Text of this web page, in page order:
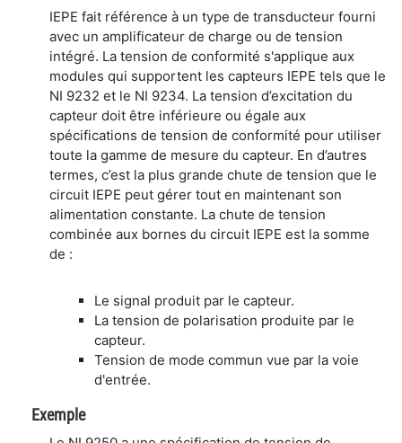
IEPE fait référence à un type de transducteur fourni
avec un amplificateur de charge ou de tension
intégré. La tension de conformité s'applique aux
modules qui supportent les capteurs IEPE tels que le
NI 9232 et le NI 9234. La tension d’excitation du
capteur doit être inférieure ou égale aux
spécifications de tension de conformité pour utiliser
toute la gamme de mesure du capteur. En d’autres
termes, c’est la plus grande chute de tension que le
circuit IEPE peut gérer tout en maintenant son
alimentation constante. La chute de tension
combinée aux bornes du circuit IEPE est la somme
de :
Le signal produit par le capteur.
La tension de polarisation produite par le
capteur.
Tension de mode commun vue par la voie
d'entrée.
Exemple